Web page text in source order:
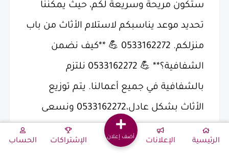
ستكون مريحة وسريعة لكم، حيث يمكننا
تحديد موعد يناسبكم لاستلام الأثاث من باب
منزلكم. 0533162272 💪 **كيف نضمن
الشفافية؟** 💪 0533162272 نلتزم
بالشفافية في جميع أعمالنا. يتم توزيع
الأثاث بشكل عادل،0533162272 ونسعى
دائمًا لضمان أن تصل المواد المتبرع بها إلى
من يحتاجها حقًا. ستُستخدم كل قطعة
الرئيسية الإعلانات
أضف إعلان
الإشتراكات الحساب